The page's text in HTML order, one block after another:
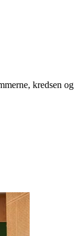
kredsen